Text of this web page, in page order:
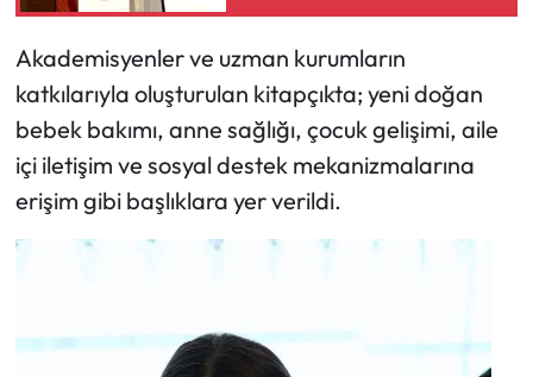
Akademisyenler ve uzman kurumların
katkılarıyla oluşturulan kitapçıkta; yeni doğan
bebek bakımı, anne sağlığı, çocuk gelişimi, aile
içi iletişim ve sosyal destek mekanizmalarına
erişim gibi başlıklara yer verildi.